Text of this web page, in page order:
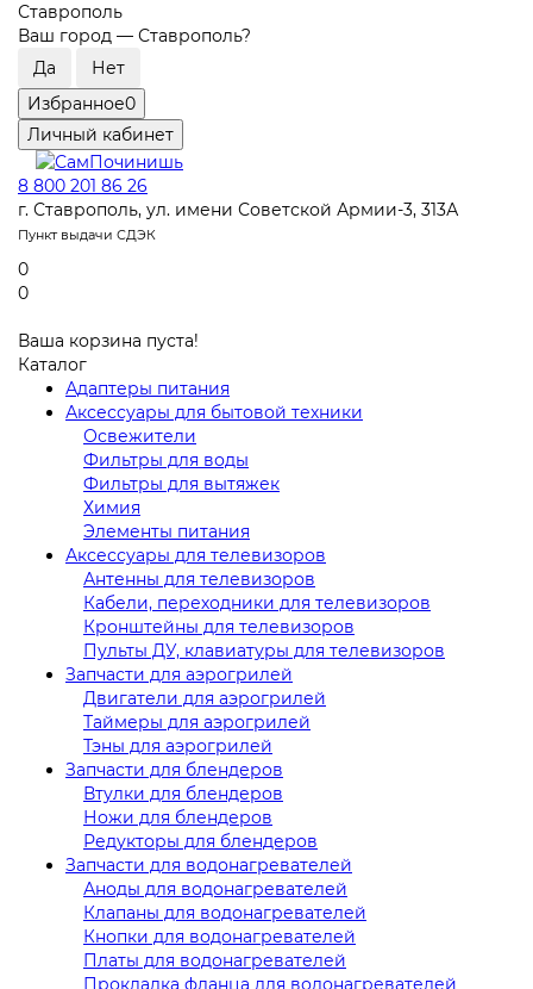
Ставрополь
Ваш город — Ставрополь?
Избранное0
Личный кабинет
8 800 201 86 26
г. Ставрополь, ул. имени Советской Армии-3, 313А
Пункт выдачи СДЭК
0
0
Ваша корзина пуста!
Каталог
Адаптеры питания
Аксессуары для бытовой техники
Освежители
Фильтры для воды
Фильтры для вытяжек
Химия
Элементы питания
Аксессуары для телевизоров
Антенны для телевизоров
Кабели, переходники для телевизоров
Кронштейны для телевизоров
Пульты ДУ, клавиатуры для телевизоров
Запчасти для аэрогрилей
Двигатели для аэрогрилей
Таймеры для аэрогрилей
Тэны для аэрогрилей
Запчасти для блендеров
Втулки для блендеров
Ножи для блендеров
Редукторы для блендеров
Запчасти для водонагревателей
Аноды для водонагревателей
Клапаны для водонагревателей
Кнопки для водонагревателей
Платы для водонагревателей
Прокладка фланца для водонагревателей